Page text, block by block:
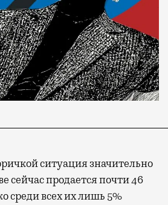
ситуация значительно
сейчас продается почти 46
среди всех их лишь 5%